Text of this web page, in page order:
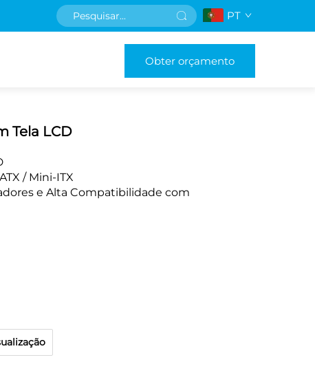
PT
Obter orçamento
Tela LCD
/ Mini-ITX
e Alta Compatibilidade com